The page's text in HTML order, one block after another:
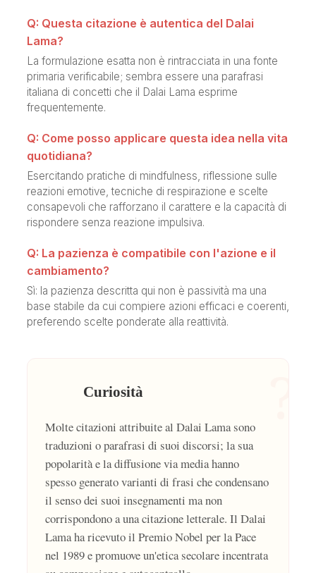
Q: Questa citazione è autentica del Dalai
Lama?
La formulazione esatta non è rintracciata in una fonte
primaria verificabile; sembra essere una parafrasi
italiana di concetti che il Dalai Lama esprime
frequentemente.
Q: Come posso applicare questa idea nella vita
quotidiana?
Esercitando pratiche di mindfulness, riflessione sulle
reazioni emotive, tecniche di respirazione e scelte
consapevoli che rafforzano il carattere e la capacità di
rispondere senza reazione impulsiva.
Q: La pazienza è compatibile con l'azione e il
cambiamento?
Sì: la pazienza descritta qui non è passività ma una
base stabile da cui compiere azioni efficaci e coerenti,
preferendo scelte ponderate alla reattività.
Curiosità
Molte citazioni attribuite al Dalai Lama sono
traduzioni o parafrasi di suoi discorsi; la sua
popolarità e la diffusione via media hanno
spesso generato varianti di frasi che condensano
il senso dei suoi insegnamenti ma non
corrispondono a una citazione letterale. Il Dalai
Lama ha ricevuto il Premio Nobel per la Pace
nel 1989 e promuove un'etica secolare incentrata